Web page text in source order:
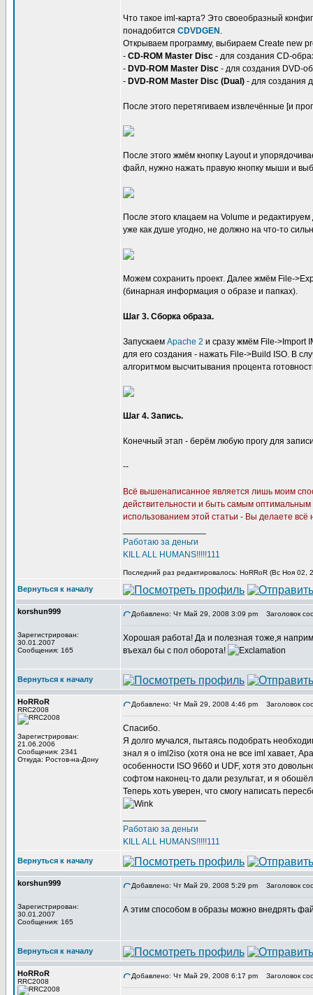
Что такое iml-карта? Это своеобразный
понадобится CDVDGEN .
Открываем программу, выбираем Create new
- CD-ROM Master Disc - для создания CD-
- DVD-ROM Master Disc - для создания DVD-
- DVD-ROM Master Disc (Dual) - для создания
После этого перетягиваем извлечённые [и
После этого жмём кнопку Layout и
файл, нужно нажать правую кнопку мыши и
После этого клацаем на Volume и
уже как душе угодно, не должно на что-то
Можем сохранить проект. Далее жмём File-
(бинарная информация о образе и папках).
Шаг 3. Сборка образа.
Запускаем Apache 2 и сразу жмём File->Import
для его создания - нажать File->Build ISO. В
алгоритмом высчитывания процента
Шаг 4. Запись.
Конечный этап - берём любую прогу для
--
Всё вышенаписанное является лишь моим
действительности и быть самым
использованием этой статьи - Вы делаете всё
Работаю за деньги
KILL ALL HUMANS!!!!!111
Последний раз редактировалось: HoRRoR (Вс Ноя 02,
Вернуться к началу
korshun999
Зарегистрирован:
30.01.2007
Сообщения: 165
Добавлено: Чт Май 29, 2008 3:09 pm Заголовок
Хорошая работа! Да и полезная тоже,я
въехал бы с пол оборота!
Вернуться к началу
HoRRoR
RRC2008
Зарегистрирован:
21.06.2006
Сообщения: 2341
Откуда: Ростов-на-Дону
Добавлено: Чт Май 29, 2008 4:46 pm Заголовок
Спасибо.
Я долго мучался, пытаясь подобрать
знал я о iml2iso (хотя она не все iml хавает,
особенности ISO 9660 и UDF, хотя это
софтом наконец-то дали результат, и я
Теперь хоть уверен, что смогу написать
Работаю за деньги
KILL ALL HUMANS!!!!!111
Вернуться к началу
korshun999
Зарегистрирован:
30.01.2007
Сообщения: 165
Добавлено: Чт Май 29, 2008 5:29 pm Заголовок
А этим способом в образы можно внедрять
Вернуться к началу
HoRRoR
RRC2008
Добавлено: Чт Май 29, 2008 6:17 pm Заголовок